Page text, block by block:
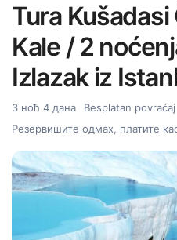
Tura
Kale / 2
Izlazak iz
3 ноћ 4 дана
Besplatan povraćaj
Резервишите одмах, платите